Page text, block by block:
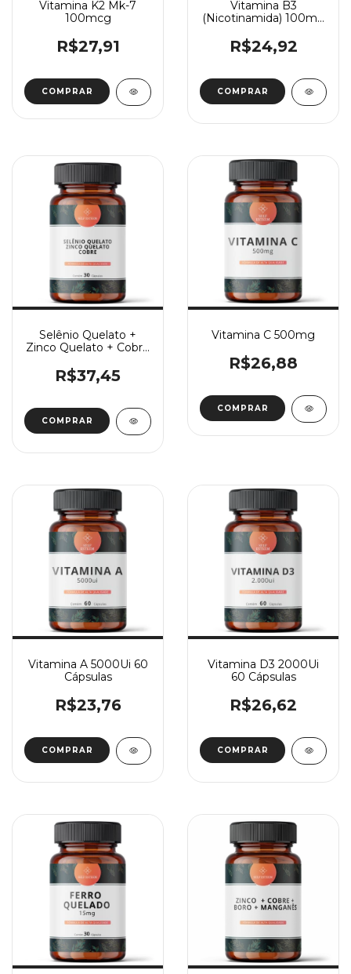
Vitamina K2 Mk-7
100mcg
R$27,91
COMPRAR
Vitamina B3
(Nicotinamida) 100mg
R$24,92
Selênio Quelato +
Zinco Quelato + Cobre
R$37,45
Vitamina C 500mg
R$26,88
COMPRAR
Vitamina A 5000Ui 60
Cápsulas
R$23,76
Vitamina D3 2000Ui
60 Cápsulas
R$26,62